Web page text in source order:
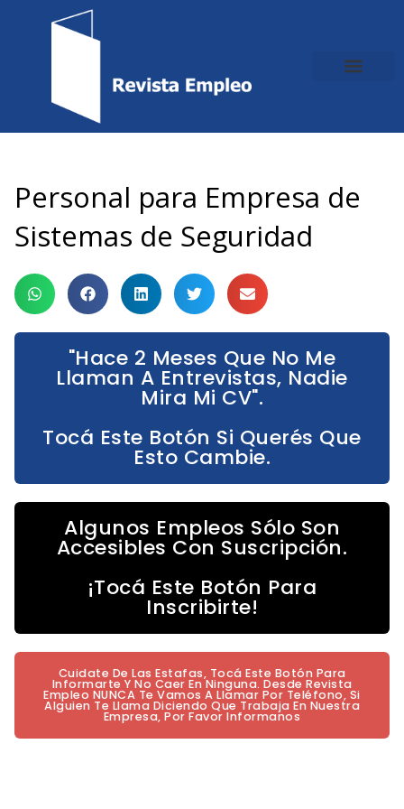
Personal para Empresa de
Sistemas de Seguridad
"Hace 2 Meses Que No Me
Llaman A Entrevistas, Nadie
Mira Mi CV".
Tocá Este Botón Si Querés Que
Esto Cambie.
Algunos Empleos Sólo Son
Accesibles Con Suscripción.
¡Tocá Este Botón Para
Inscribirte!
Cuidate De Las Estafas, Tocá Este Botón Para
Informarte Y No Caer En Ninguna. Desde Revista
Empleo NUNCA Te Vamos A Llamar Por Teléfono, Si
Alguien Te Llama Diciendo Que Trabaja En Nuestra
Empresa, Por Favor Informanos